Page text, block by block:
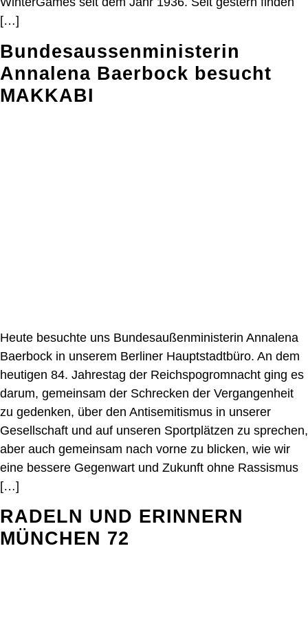
[…]
Bundesaussenministerin
Annalena Baerbock besucht
MAKKABI
Heute besuchte uns Bundesaußenministerin Annalena
Baerbock in unserem Berliner Hauptstadtbüro. An dem
heutigen 84. Jahrestag der Reichspogromnacht ging es
darum, gemeinsam der Schrecken der Vergangenheit
zu gedenken, über den Antisemitismus in unserer
Gesellschaft und auf unseren Sportplätzen zu sprechen,
aber auch gemeinsam nach vorne zu blicken, wie wir
eine bessere Gegenwart und Zukunft ohne Rassismus
[…]
RADELN UND ERINNERN
MÜNCHEN 72